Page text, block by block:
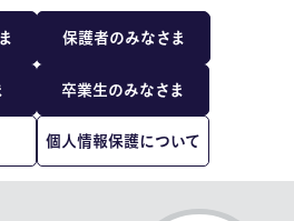
保護者のみなさま
卒業生のみなさま
個人情報保護について